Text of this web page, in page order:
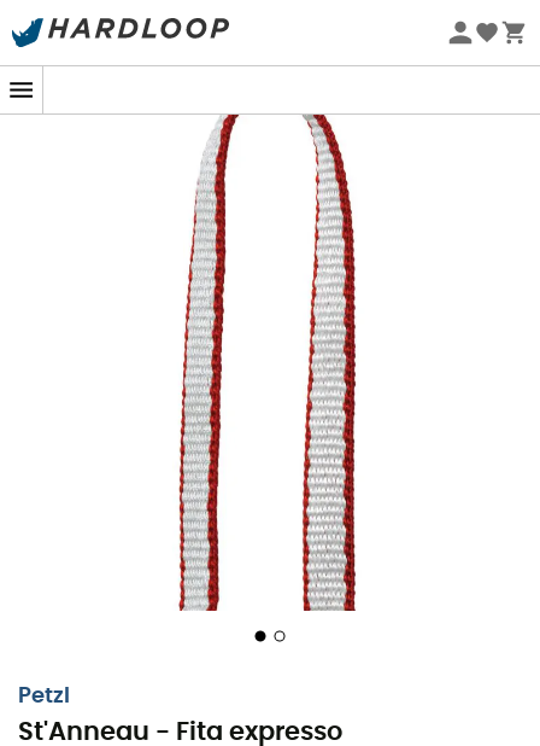
Promoções de verão 🔥 -5% EXTRA a partir de 2 produtos*
Petzl
St'Anneau - Fita expresso